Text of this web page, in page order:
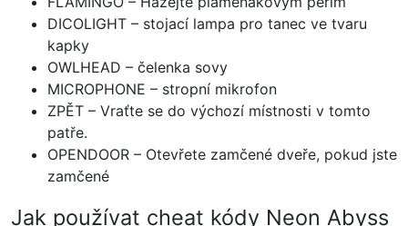
DICOLIGHT – stojací lampa pro tanec ve tvaru
kapky
OWLHEAD – čelenka sovy
MICROPHONE – stropní mikrofon
ZPĚT – Vraťte se do výchozí místnosti v tomto
patře.
OPENDOOR – Otevřete zamčené dveře, pokud jste
zamčené
Jak používat cheat kódy Neon Abyss